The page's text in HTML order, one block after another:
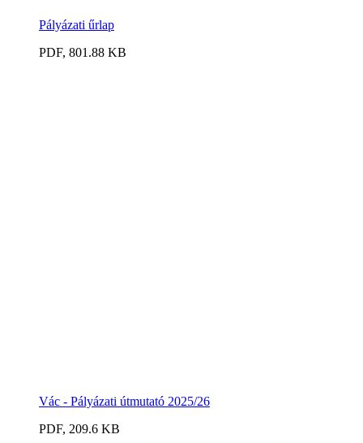
Pályázati űrlap
PDF, 801.88 KB
Vác - Pályázati útmutató 2025/26
PDF, 209.6 KB